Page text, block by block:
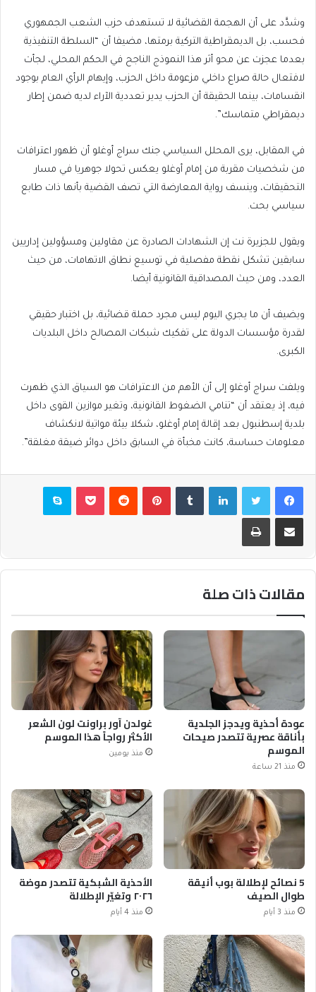
وشدَّد على أن الهجمة القضائية لا تستهدف حزب الشعب الجمهوري
فحسب، بل الديمقراطية التركية برمتها، مضيفا أن “السلطة التنفيذية
بعدما عجزت عن محو أثر هذا النموذج الناجح في الحكم المحلي، لجأت
لافتعال حالة صراع داخلي مزعومة داخل الحزب، وإيهام الرأي العام بوجود
انقسامات، بينما الحقيقة أن الحزب يدير تعددية الآراء لديه ضمن إطار
ديمقراطي متماسك”.
في المقابل، يرى المحلل السياسي جنك سراج أوغلو أن ظهور اعترافات
من شخصيات مقربة من إمام أوغلو يعكس تحولا جوهريا في مسار
التحقيقات، وينسف رواية المعارضة التي تصف القضية بأنها ذات طابع
سياسي بحت.
ويقول للجزيرة نت إن الشهادات الصادرة عن مقاولين ومسؤولين إداريين
سابقين تشكل نقطة مفصلية في توسيع نطاق الاتهامات، من حيث
العدد، ومن حيث المصداقية القانونية أيضا.
ويضيف أن ما يجري اليوم ليس مجرد حملة قضائية، بل اختبار حقيقي
لقدرة مؤسسات الدولة على تفكيك شبكات المصالح داخل البلديات
الكبرى.
ويلفت سراج أوغلو إلى أن الأهم من الاعترافات هو السياق الذي ظهرت
فيه، إذ يعتقد أن “تنامي الضغوط القانونية، وتغير موازين القوى داخل
بلدية إسطنبول بعد إقالة إمام أوغلو، شكلا بيئة مواتية لانكشاف
معلومات حساسة، كانت مخبأة في السابق داخل دوائر ضيقة مغلقة”.
فيسبوكتويتر لينكدإن بينتيريست بوكيت سكايب
مشاركة عبر البريد طباعة
مقالات ذات صلة
عودة أحذية ويدجز الجلدية
بأناقة عصرية تتصدر صيحات
الموسم
منذ 21 ساعة
غولدن آور براونت لون الشعر
الأكثر رواجاً هذا الموسم
منذ يومين
5 نصائح لإطلالة بوب أنيقة
طوال الصيف
منذ 3 أيام
الأحذية الشبكية تتصدر موضة
٢٠٢٦ وتغيّر الإطلالة
منذ 4 أيام